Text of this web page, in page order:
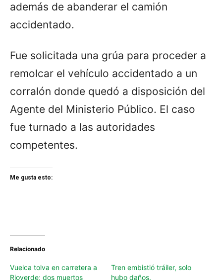
además de abanderar el camión
accidentado.
Fue solicitada una grúa para proceder a
remolcar el vehículo accidentado a un
corralón donde quedó a disposición del
Agente del Ministerio Público. El caso
fue turnado a las autoridades
competentes.
Me gusta esto:
Relacionado
Vuelca tolva en carretera a
Rioverde; dos muertos
Tren embistió tráiler, solo
hubo daños.